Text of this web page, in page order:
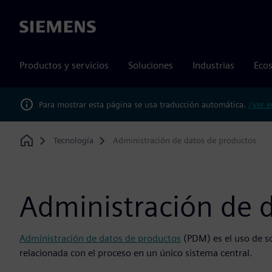
Siemens
Productos y servicios Soluciones Industrias
Para mostrar esta página se usa traducción automática. ¿Ver
Home
Tecnología Administración de datos de productos
Administración de
Administración de datos de productos (PDM) es el uso de
relacionada con el proceso en un único sistema central.